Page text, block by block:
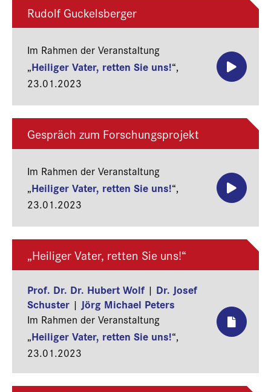
Rudolf Guckelsberger
Im Rahmen der Veranstaltung
„Heiliger Vater, retten Sie uns!“,
23.01.2023
Gespräch zum Forschungsprojekt
Im Rahmen der Veranstaltung
„Heiliger Vater, retten Sie uns!“,
23.01.2023
„Heiliger Vater, retten Sie uns!“
Prof. Dr. Dr. Hubert Wolf | Dr. Josef
Schuster | Jörg Michael Peters
Im Rahmen der Veranstaltung
„Heiliger Vater, retten Sie uns!“,
23.01.2023